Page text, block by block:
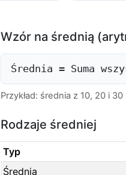
Wzór na średnią
Średnia = Suma
Przykład: średnia z 10, 20 i
Rodzaje średniej
Typ
Średnia